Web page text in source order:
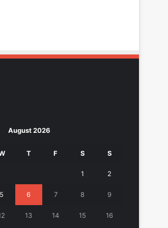
August 2026
T F S S
1 2
5 6 7 8 9
13 14 15 16